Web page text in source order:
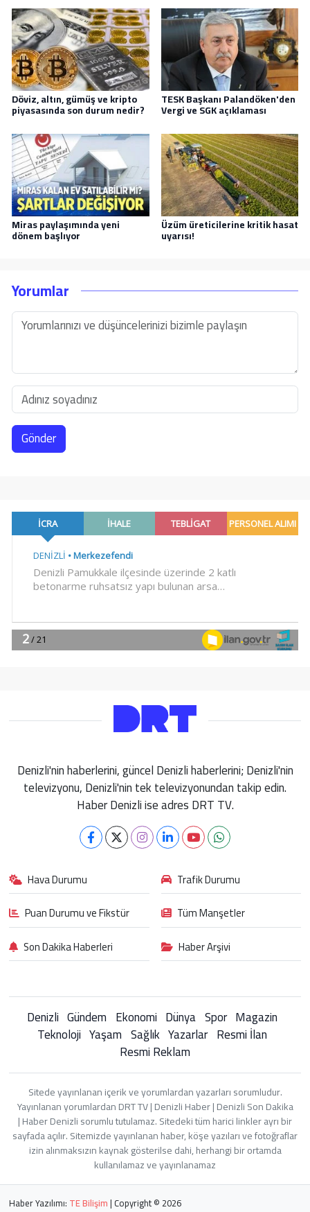
Döviz, altın, gümüş ve kripto
piyasasında son durum nedir?
TESK Başkanı Palandöken'den
Vergi ve SGK açıklaması
Miras paylaşımında yeni
dönem başlıyor
Üzüm üreticilerine kritik hasat
uyarısı!
Yorumlar
Gönder
Denizli'nin haberlerini, güncel Denizli haberlerini; Denizli'nin
televizyonu, Denizli'nin tek televizyonundan takip edin.
Haber Denizli ise adres DRT TV.
Hava Durumu
Trafik Durumu
Puan Durumu ve Fikstür
Tüm Manşetler
Son Dakika Haberleri
Haber Arşivi
Denizli Gündem Ekonomi Dünya Spor Magazin
Teknoloji Yaşam Sağlık Yazarlar Resmi İlan
Resmi Reklam
Sitede yayınlanan içerik ve yorumlardan yazarları sorumludur.
Yayınlanan yorumlardan DRT TV | Denizli Haber | Denizli Son Dakika
| Haber Denizli sorumlu tutulamaz. Sitedeki tüm harici linkler ayrı bir
sayfada açılır. Sitemizde yayınlanan haber, köşe yazıları ve fotoğraflar
izin alınmaksızın kaynak gösterilse dahi, herhangi bir ortamda
kullanılamaz ve yayınlanamaz
Haber Yazılımı: TE Bilişim| Copyright © 2026